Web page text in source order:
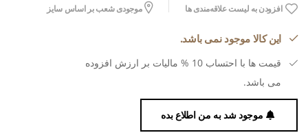
افزودن به لیست علاقه‌مندی ها موجودی شعب بر اساس سایز
این کالا موجود نمی باشد.
قیمت ها با احتساب 10 % مالیات بر ارزش افزوده
می باشد.
موجود شد به من اطلاع بده